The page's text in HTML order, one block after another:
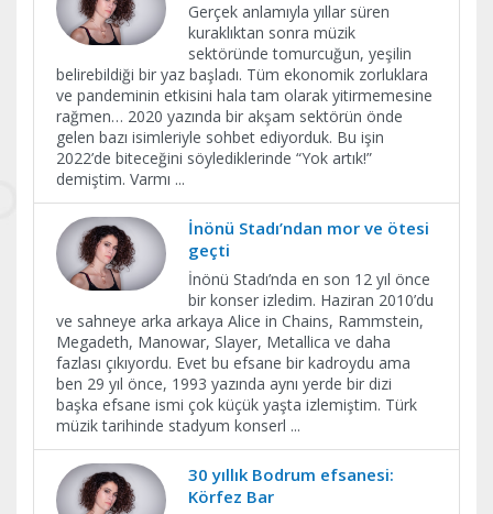
Gerçek anlamıyla yıllar süren
kuraklıktan sonra müzik
sektöründe tomurcuğun, yeşilin
belirebildiği bir yaz başladı. Tüm ekonomik zorluklara
ve pandeminin etkisini hala tam olarak yitirmemesine
rağmen… 2020 yazında bir akşam sektörün önde
gelen bazı isimleriyle sohbet ediyorduk. Bu işin
2022’de biteceğini söylediklerinde “Yok artık!”
demiştim. Varmı ...
İnönü Stadı’ndan mor ve ötesi
geçti
İnönü Stadı’nda en son 12 yıl önce
bir konser izledim. Haziran 2010’du
ve sahneye arka arkaya Alice in Chains, Rammstein,
Megadeth, Manowar, Slayer, Metallica ve daha
fazlası çıkıyordu. Evet bu efsane bir kadroydu ama
ben 29 yıl önce, 1993 yazında aynı yerde bir dizi
başka efsane ismi çok küçük yaşta izlemiştim. Türk
müzik tarihinde stadyum konserl ...
30 yıllık Bodrum efsanesi:
Körfez Bar